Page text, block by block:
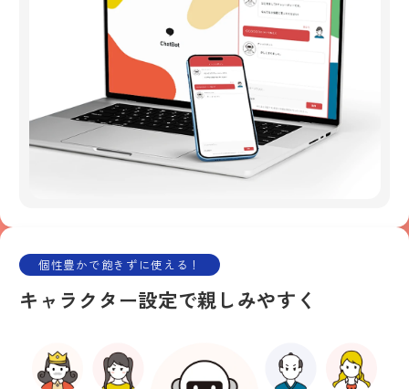
個性豊かで飽きずに使える！
キャラクター設定で親しみやすく